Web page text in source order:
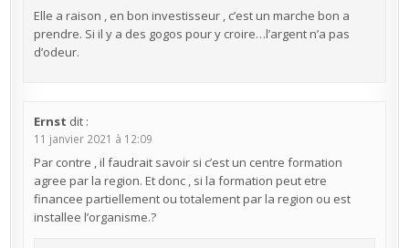
Elle a raison , en bon investisseur , c’est un marche bon a
prendre. Si il y a des gogos pour y croire…l’argent n’a pas
d’odeur.
Ernst dit :
11 janvier 2021 à 12:09
Par contre , il faudrait savoir si c’est un centre formation
agree par la region. Et donc , si la formation peut etre
financee partiellement ou totalement par la region ou est
installee l’organisme.?